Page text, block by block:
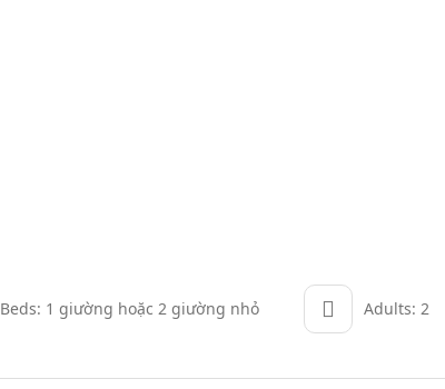
Beds: 1 giường hoặc 2 giường nhỏ Adults: 2